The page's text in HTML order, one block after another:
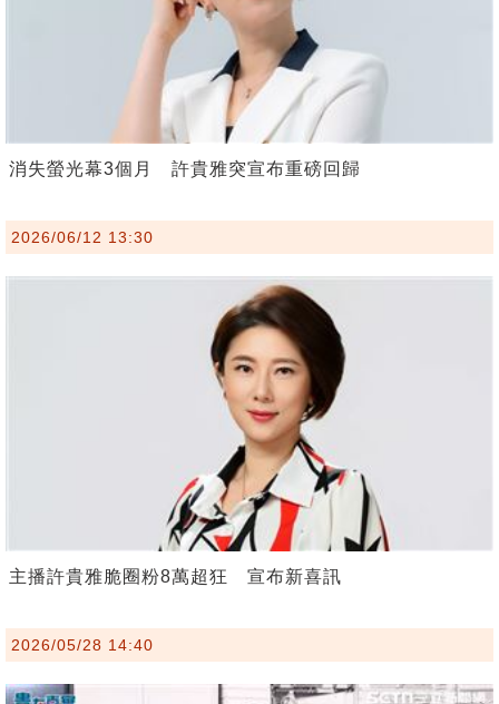
消失螢光幕3個月 許貴雅突宣布重磅回歸
2026/06/12 13:30
主播許貴雅脆圈粉8萬超狂 宣布新喜訊
2026/05/28 14:40